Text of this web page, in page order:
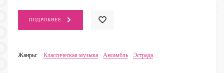
Жанры: Классическая музыка Ансамбль Эстрада
ПОДРОБНЕЕ